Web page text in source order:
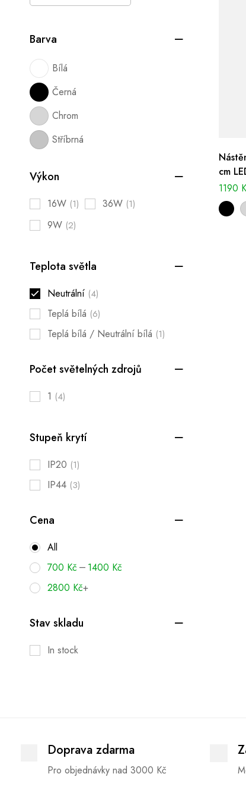
Barva
Bílá
Černá
Chrom
Stříbrná
Výkon
16W (1) 36W (1)
9W (2)
Teplota světla
Neutrální (4)
Teplá bílá (6)
Teplá bílá / Neutrální bílá (1)
Počet světelných zdrojů
1 (4)
Stupeň krytí
IP20 (1)
IP44 (3)
Cena
All
700 Kč – 1400 Kč
2800 Kč+
Stav skladu
In stock
cm
1190
Doprava zdarma
Pro objednávky nad 3000 Kč